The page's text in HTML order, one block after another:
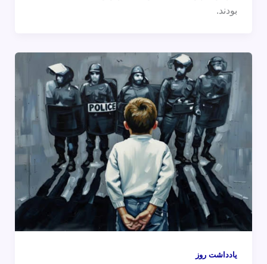
بودند.
یادداشت روز